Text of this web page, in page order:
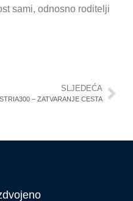
sami, odnosno roditelji
SLJEDEĆA
– ZATVARANJE CESTA